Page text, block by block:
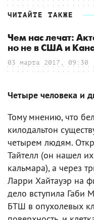
ЧИТАЙТЕ ТАКЖЕ
Чем нас лечат:
но не в США и
03 марта 2017, 09:30
Четыре человека и
Тому мнению, что
килодальтон
четырем людям.
Тайтелл (он нашел
кальмара), а через
Ларри Хайтауэр на
дело вступила Габи
БТШ в опухолевых